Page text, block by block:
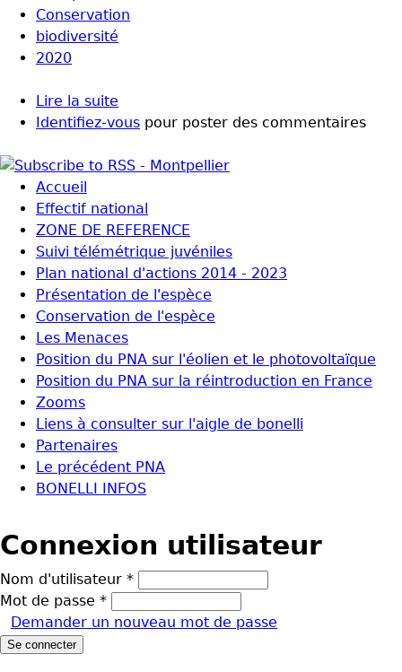
Conservation
biodiversité
2020
Lire la suite
Identifiez-vous pour poster des commentaires
Accueil
Effectif national
ZONE DE REFERENCE
Suivi télémétrique juvéniles
Plan national d'actions 2014 - 2023
Présentation de l'espèce
Conservation de l'espèce
Les Menaces
Position du PNA sur l'éolien et le photovoltaïque
Position du PNA sur la réintroduction en France
Zooms
Liens à consulter sur l'aigle de bonelli
Partenaires
Le précédent PNA
BONELLI INFOS
Connexion utilisateur
Nom d'utilisateur *
Mot de passe *
Demander un nouveau mot de passe